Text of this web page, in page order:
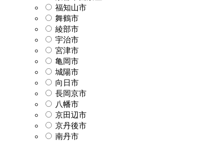
福知山市
舞鶴市
綾部市
宇治市
宮津市
亀岡市
城陽市
向日市
長岡京市
八幡市
京田辺市
京丹後市
南丹市